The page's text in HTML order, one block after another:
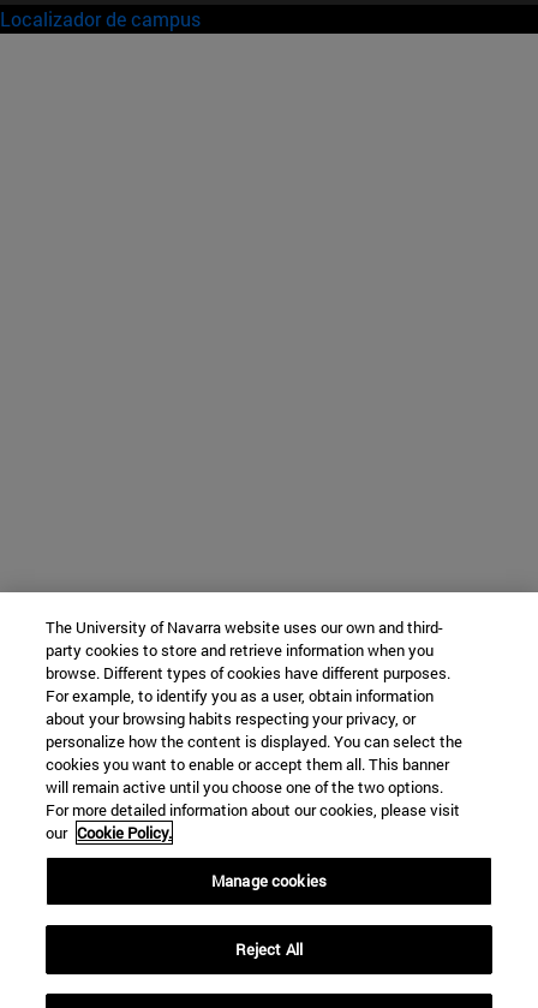
Localizador de campus
The University of Navarra website uses our own and third-
party cookies to store and retrieve information when you
browse. Different types of cookies have different purposes.
For example, to identify you as a user, obtain information
about your browsing habits respecting your privacy, or
personalize how the content is displayed. You can select the
cookies you want to enable or accept them all. This banner
will remain active until you choose one of the two options.
For more detailed information about our cookies, please visit
our Cookie Policy.
Manage cookies
Reject All